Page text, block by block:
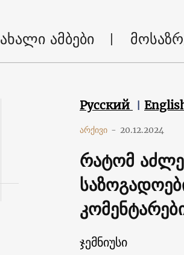
ახალი ამბები
Русский
არქივი - 20.12.2024
რატომ
ჯემნიუსი